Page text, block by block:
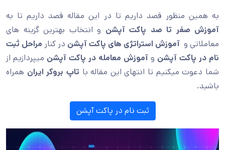
به همین منظور قصد داریم تا در این مقاله قصد داریم تا به
آموزش صفر تا صد پاکت آپشن و انتخاب بهترین گزینه های
معاملاتی و آموزش استراتژی های پاکت آپشن در کنار مراحل ثبت
نام در پاکت آپشن و آموزش معامله در پاکت آپشن میپردازیم از
شما دعوت میکنیم تا انتهای این مقاله با تاپ بروکر ایران همراه
باشید.
ثبت نام در پاکت آپشن